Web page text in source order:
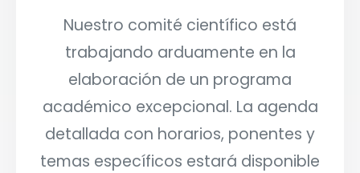
Nuestro comité científico está
trabajando arduamente en la
elaboración de un programa
académico excepcional. La agenda
detallada con horarios, ponentes y
temas específicos estará disponible